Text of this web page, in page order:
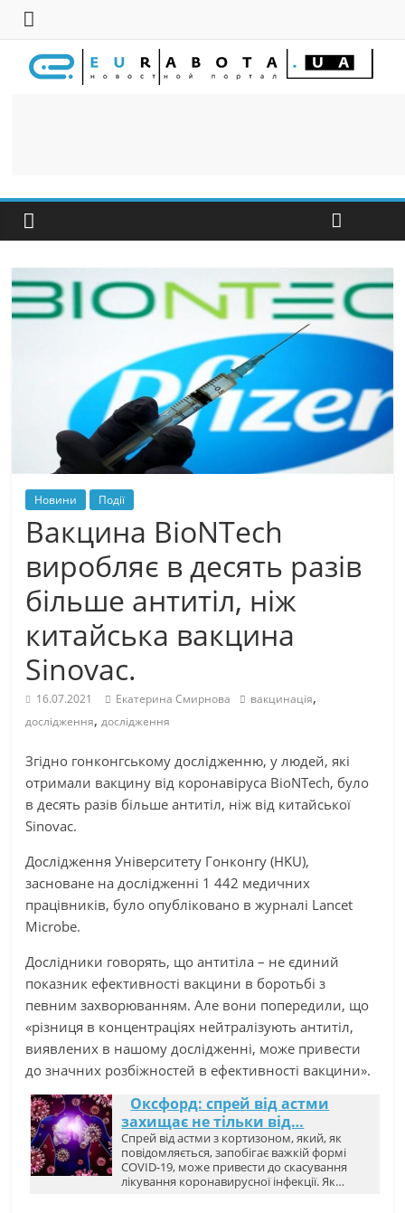
Новини Події
Вакцина BioNTech
виробляє в десять разів
більше антитіл, ніж
китайська вакцина
Sinovac.
16.07.2021 Екатерина Смирнова вакцинація,
дослідження,дослідження
Згідно гонконгському дослідженню, у людей, які
отримали вакцину від коронавіруса BioNTech, було
в десять разів більше антитіл, ніж від китайської
Sinovac.
Дослідження Університету Гонконгу (HKU),
засноване на дослідженні 1 442 медичних
працівників, було опубліковано в журналі Lancet
Microbe.
Дослідники говорять, що антитіла – не єдиний
показник ефективності вакцини в боротьбі з
певним захворюванням. Але вони попередили, що
«різниця в концентраціях нейтралізують антитіл,
виявлених в нашому дослідженні, може привести
до значних розбіжностей в ефективності вакцини».
Оксфорд: спрей від астми
захищає не тільки від…
Спрей від астми з кортизоном, який, як
повідомляється, запобігає важкій формі
COVID-19, може привести до скасування
лікування коронавирусної інфекції. Як…